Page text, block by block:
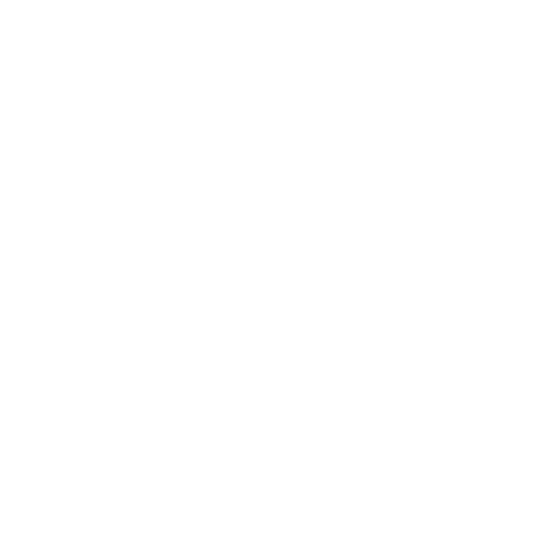
: Reghecampf dans le viseur du Chabab